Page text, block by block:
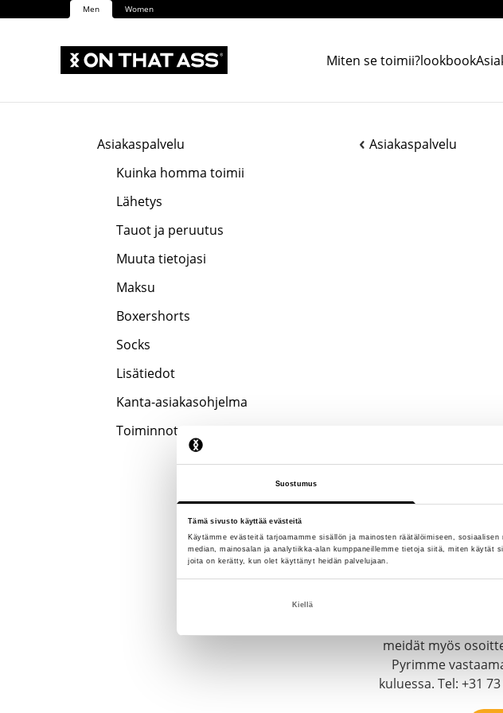
Suostumus
Tämä sivusto käyttää evästeitä
Käytämme evästeitä tarjoamamme sisällön ja mainosten räätälöimiseen,
median, mainosalan ja analytiikka-alan kumppaneillemme tietoja siitä, miten
joita on kerätty, kun olet käyttänyt heidän palvelujaan.
Kiellä
Men Women
Miten se toimii?lookbook
Asiakaspalvelu
Kuinka homma toimii
Lähetys
Tauot ja peruutus
Muuta tietojasi
Maksu
Boxershorts
Socks
Lisätiedot
Kanta-asiakasohjelma
Toiminnot
Asiakaspalvelu
Ota
Olemme täällä sinua
niin saat vastauksen
valitse jäsenyytesi
meidät myös
Pyrimme
kuluessa. Tel: +31